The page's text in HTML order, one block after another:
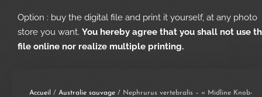
Option : buy the digital file and print it yourself, at any photo
store you want. You hereby agree that you shall not use
file online nor realize multiple printing.
Accueil / Australie sauvage / Nephrurus vertebralis – « Midline Knob-